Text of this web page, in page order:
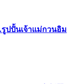
ปปั้นเจ้าแม่กวนอิม